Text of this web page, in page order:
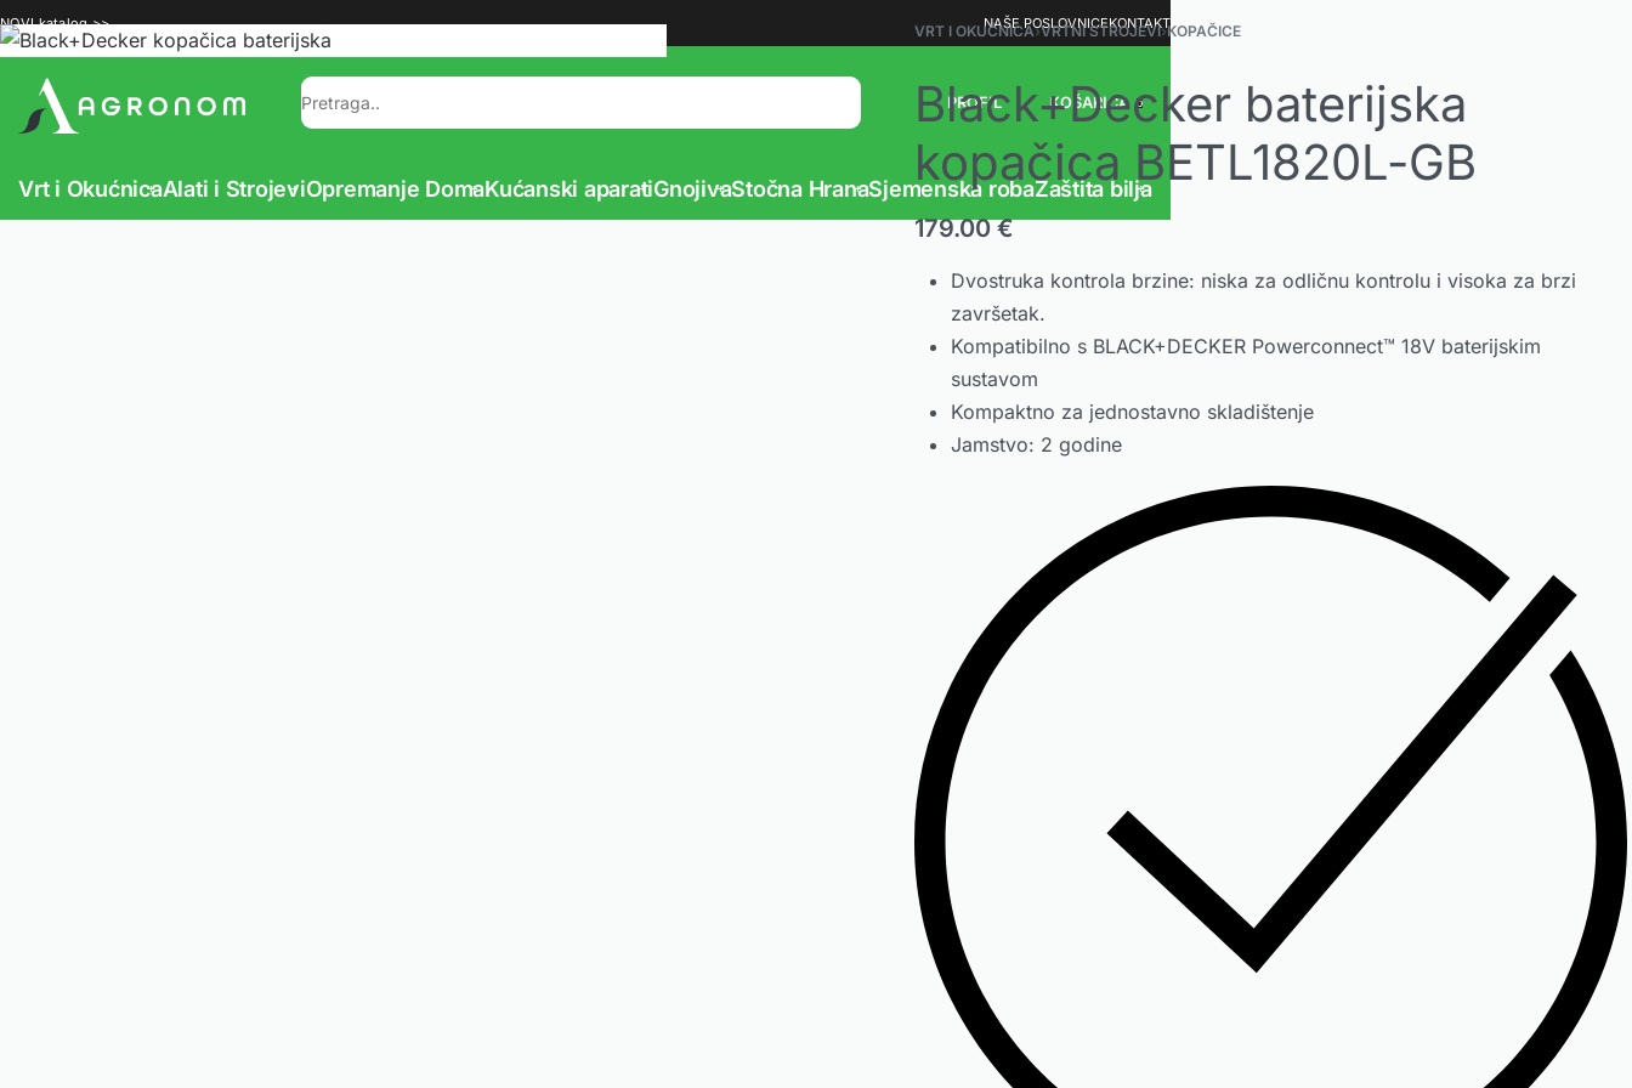
NOVI katalog >> Vaš partner u poljoprivredi NAŠE POSLOVNICEKONTAKT
PROFIL KOŠARICA 0
Vrt i OkućnicaAlati i StrojeviOpremanje DomaKućanski aparatiGnojivaStočna HranaSjemenska robaZaštita bilja
VRT I OKUĆNICA›VRTNI STROJEVI›KOPAČICE
Black+Decker baterijska
kopačica BETL1820L-GB
179.00€
Dvostruka kontrola brzine: niska za odličnu kontrolu i visoka za brzi
završetak.
Kompatibilno s BLACK+DECKER Powerconnect™ 18V baterijskim
sustavom
Kompaktno za jednostavno skladištenje
Jamstvo: 2 godine